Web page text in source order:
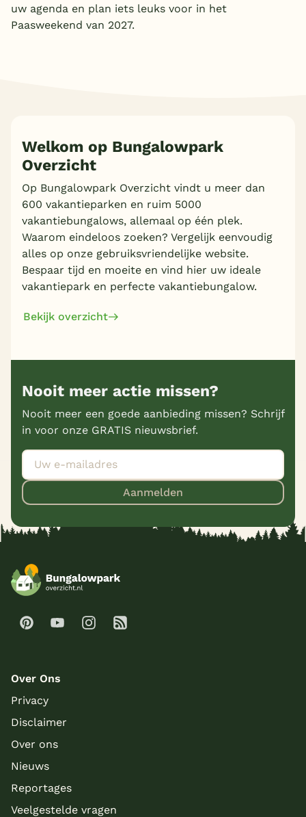
uw agenda en plan iets leuks voor in het
Paasweekend van 2027.
Welkom op Bungalowpark
Overzicht
Op Bungalowpark Overzicht vindt u meer dan
600 vakantieparken en ruim 5000
vakantiebungalows, allemaal op één plek.
Waarom eindeloos zoeken? Vergelijk eenvoudig
alles op onze gebruiksvriendelijke website.
Bespaar tijd en moeite en vind hier uw ideale
vakantiepark en perfecte vakantiebungalow.
Bekijk overzicht
Nooit meer actie missen?
Nooit meer een goede aanbieding missen? Schrijf
in voor onze GRATIS nieuwsbrief.
Aanmelden
Over Ons
Privacy
Disclaimer
Over ons
Nieuws
Reportages
Veelgestelde vragen